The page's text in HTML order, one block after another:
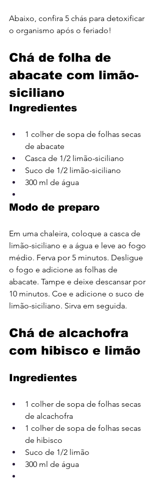
Abaixo, confira 5 chás para detoxificar
o organismo após o feriado!
Chá de folha de
abacate com limão-
siciliano
Ingredientes
1 colher de sopa de folhas secas
de abacate
Casca de 1/2 limão-siciliano
Suco de 1/2 limão-siciliano
300 ml de água
Modo de preparo
Em uma chaleira, coloque a casca de
limão-siciliano e a água e leve ao fogo
médio. Ferva por 5 minutos. Desligue
o fogo e adicione as folhas de
abacate. Tampe e deixe descansar por
10 minutos. Coe e adicione o suco de
limão-siciliano. Sirva em seguida.
Chá de alcachofra
com hibisco e limão
Ingredientes
1 colher de sopa de folhas secas
de alcachofra
1 colher de sopa de folhas secas
de hibisco
Suco de 1/2 limão
300 ml de água